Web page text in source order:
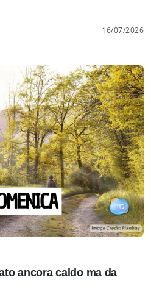
16/07/2026
ancora caldo ma da